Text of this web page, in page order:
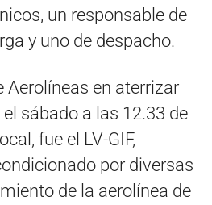
un responsable de
y uno de despacho.
Aerolíneas en aterrizar
sábado a las 12.33 de
fue el LV-GIF,
por diversas
de la aerolínea de